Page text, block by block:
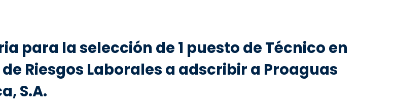
para la selección de 1 puesto de Técnico en
Riesgos Laborales a adscribir a Proaguas
S.A.